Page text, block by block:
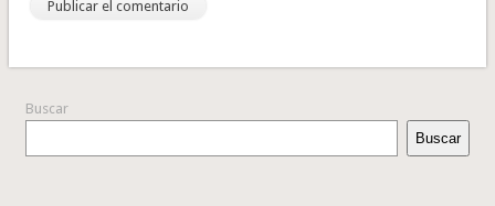
Buscar
Buscar